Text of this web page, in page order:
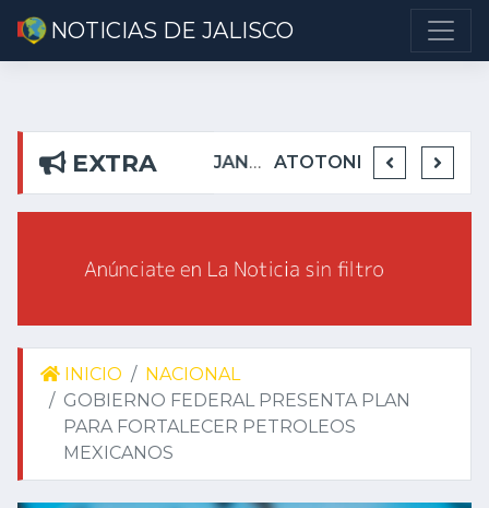
NOTICIAS DE JALISCO
EXTRA
DETIENEN EN TEUCHITLÁN A PRESUNTOS INTEGRANTES DE GRUPO DELICTIVO ATOTONILQUILLO INSEGURO Y AL VIRREY NO LE IMPORTA
INICIO
NACIONAL
GOBIERNO FEDERAL PRESENTA PLAN
PARA FORTALECER PETROLEOS
MEXICANOS